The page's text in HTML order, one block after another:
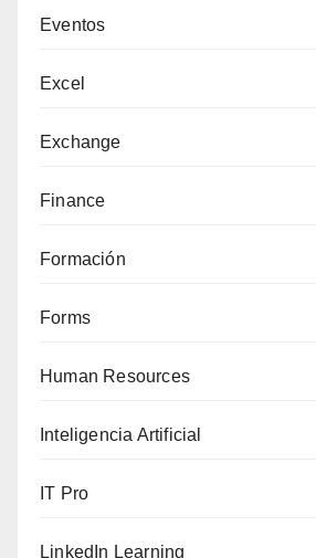
Eventos
Excel
Exchange
Finance
Formación
Forms
Human Resources
Inteligencia Artificial
IT Pro
LinkedIn Learning